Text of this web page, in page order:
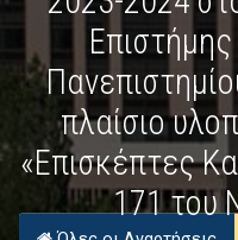
πλαίσιο
«Επισκέπτες
171 του